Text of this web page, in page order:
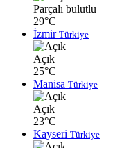
Parçalı bulutlu
29°C
İzmir Türkiye
Açık
25°C
Manisa Türkiye
Açık
23°C
Kayseri Türkiye